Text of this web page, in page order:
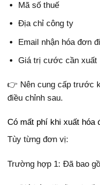
Mã số thuế
Địa chỉ công ty
Email nhận hóa đơn
Giá trị cước cần xuất
👉 Nên cung cấp trước
điều chỉnh sau.
Có mất phí khi xuất hóa
Tùy từng đơn vị:
Trường hợp 1: Đã bao